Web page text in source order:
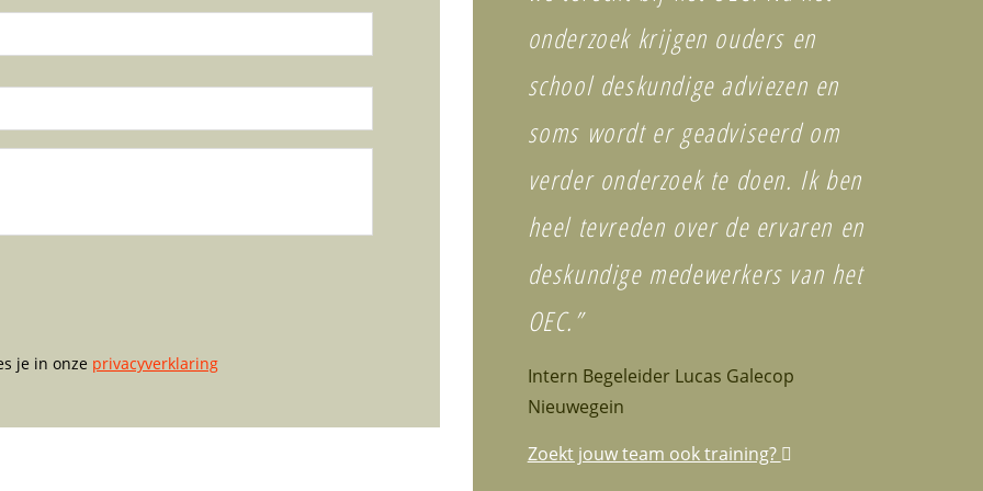
je in onze privacyverklaring
onderzoek krijgen ouders en
school deskundige adviezen en
soms wordt er geadviseerd om
verder onderzoek te doen. Ik ben
heel tevreden over de ervaren en
deskundige medewerkers van het
OEC.”
Intern Begeleider Lucas Galecop
Nieuwegein
Zoekt jouw team ook training?